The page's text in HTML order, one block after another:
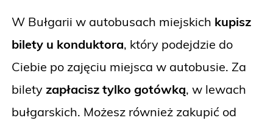
W Bułgarii w autobusach miejskich kupisz
bilety u konduktora, który podejdzie do
Ciebie po zajęciu miejsca w autobusie. Za
bilety zapłacisz tylko gotówką, w lewach
bułgarskich. Możesz również zakupić od